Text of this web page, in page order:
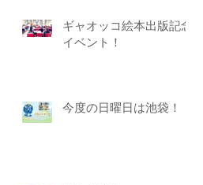
ギャオッコ絵本出版記念
イベント！
今度の日曜日は池袋！